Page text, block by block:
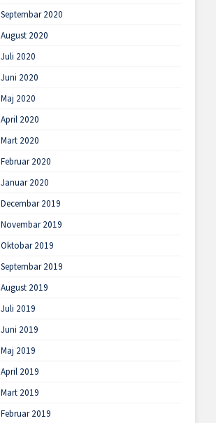
Septembar 2020
August 2020
Juli 2020
Juni 2020
Maj 2020
April 2020
Mart 2020
Februar 2020
Januar 2020
Decembar 2019
Novembar 2019
Oktobar 2019
Septembar 2019
August 2019
Juli 2019
Juni 2019
Maj 2019
April 2019
Mart 2019
Februar 2019